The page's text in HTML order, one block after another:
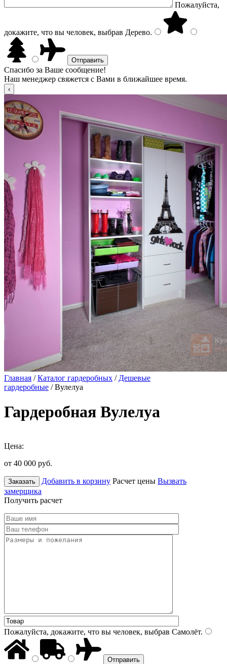
Пожалуйста,
докажите, что вы человек, выбрав Дерево.
Спасибо за Ваше сообщение!
Наш менеджер свяжется с Вами в ближайшее время.
Главная /Каталог гардеробных / Дешевые
гардеробные / Вулелуа
Гардеробная Вулелуа
Цена:
от 40 000 руб.
Заказать Добавить в корзину Расчет цены Вызвать
замерщика
Получить расчет
Пожалуйста, докажите, что вы человек, выбрав Самолёт.